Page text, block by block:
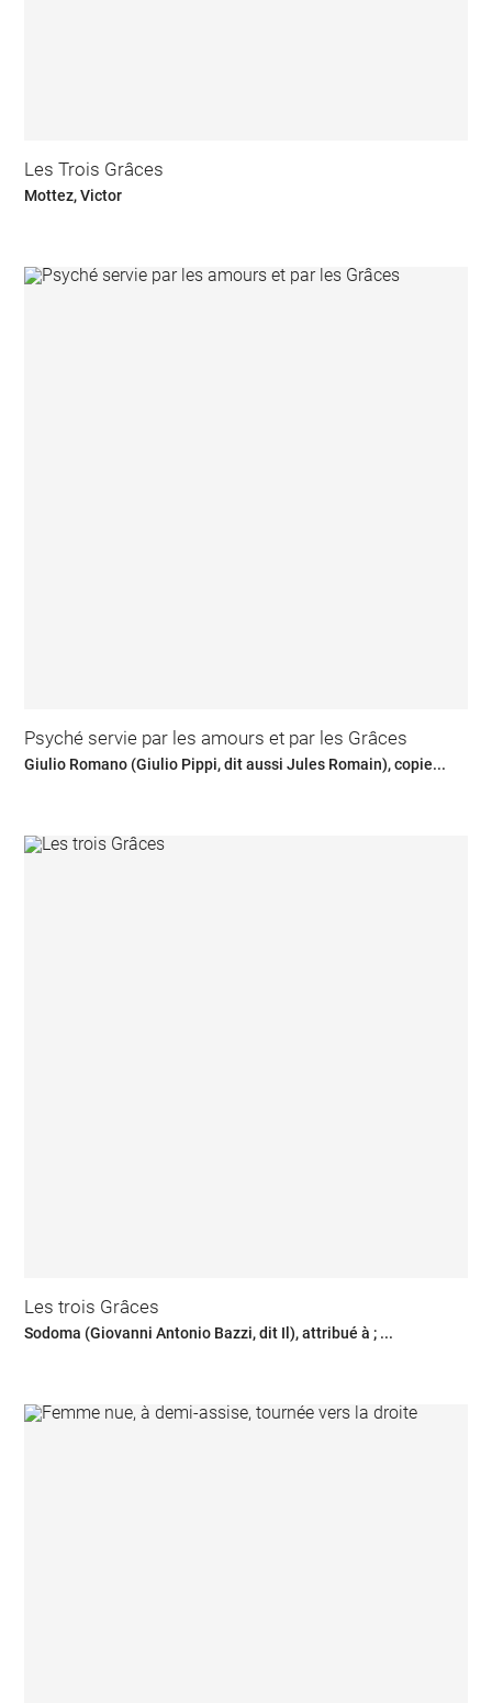
Les Trois Grâces
Mottez, Victor
Psyché servie par les amours et par les Grâces
Giulio Romano (Giulio Pippi, dit aussi Jules Romain), copie...
Les trois Grâces
Sodoma (Giovanni Antonio Bazzi, dit Il), attribué à ; ...